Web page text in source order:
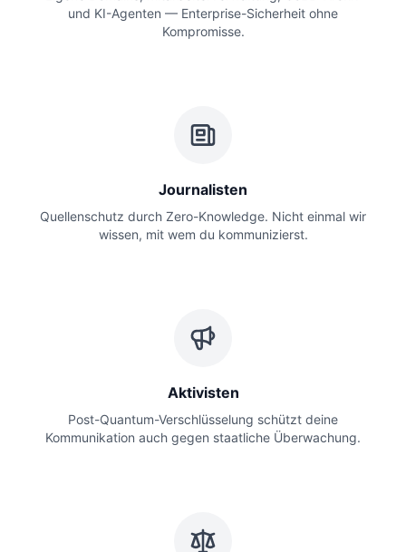
und KI-Agenten — Enterprise-Sicherheit ohne
Kompromisse.
Journalisten
Quellenschutz durch Zero-Knowledge. Nicht einmal wir
wissen, mit wem du kommunizierst.
Aktivisten
Post-Quantum-Verschlüsselung schützt deine
Kommunikation auch gegen staatliche Überwachung.